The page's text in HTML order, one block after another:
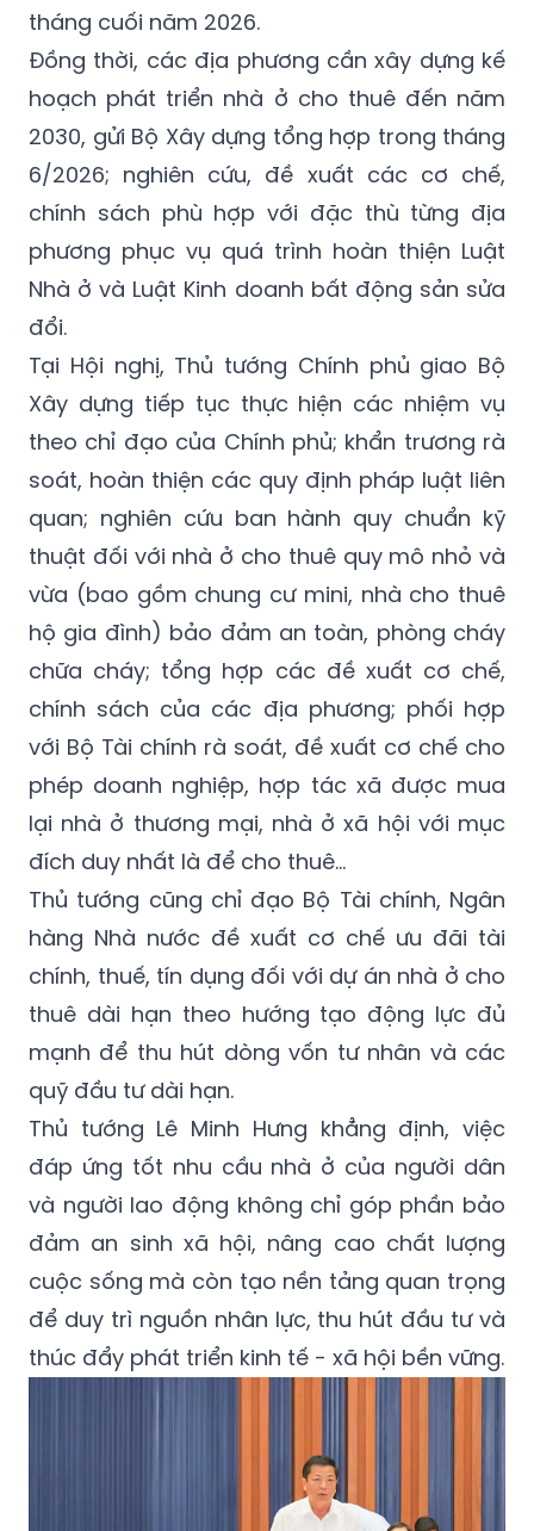
tháng cuối năm 2026.
Đồng thời, các địa phương cần xây dựng kế
hoạch phát triển nhà ở cho thuê đến năm
2030, gửi Bộ Xây dựng tổng hợp trong tháng
6/2026; nghiên cứu, đề xuất các cơ chế,
chính sách phù hợp với đặc thù từng địa
phương phục vụ quá trình hoàn thiện Luật
Nhà ở và Luật Kinh doanh bất động sản sửa
đổi.
Tại Hội nghị, Thủ tướng Chính phủ giao Bộ
Xây dựng tiếp tục thực hiện các nhiệm vụ
theo chỉ đạo của Chính phủ; khẩn trương rà
soát, hoàn thiện các quy định pháp luật liên
quan; nghiên cứu ban hành quy chuẩn kỹ
thuật đối với nhà ở cho thuê quy mô nhỏ và
vừa (bao gồm chung cư mini, nhà cho thuê
hộ gia đình) bảo đảm an toàn, phòng cháy
chữa cháy; tổng hợp các đề xuất cơ chế,
chính sách của các địa phương; phối hợp
với Bộ Tài chính rà soát, đề xuất cơ chế cho
phép doanh nghiệp, hợp tác xã được mua
lại nhà ở thương mại, nhà ở xã hội với mục
đích duy nhất là để cho thuê…
Thủ tướng cũng chỉ đạo Bộ Tài chính, Ngân
hàng Nhà nước đề xuất cơ chế ưu đãi tài
chính, thuế, tín dụng đối với dự án nhà ở cho
thuê dài hạn theo hướng tạo động lực đủ
mạnh để thu hút dòng vốn tư nhân và các
quỹ đầu tư dài hạn.
Thủ tướng Lê Minh Hưng khẳng định, việc
đáp ứng tốt nhu cầu nhà ở của người dân
và người lao động không chỉ góp phần bảo
đảm an sinh xã hội, nâng cao chất lượng
cuộc sống mà còn tạo nền tảng quan trọng
để duy trì nguồn nhân lực, thu hút đầu tư và
thúc đẩy phát triển kinh tế - xã hội bền vững.